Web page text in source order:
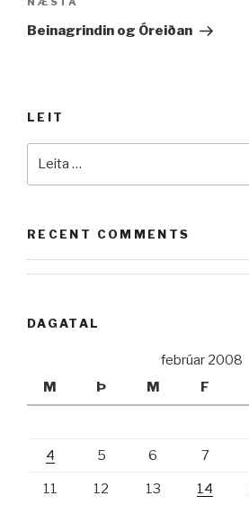
Næsta
færsla
Beinagrindin og Óreiðan
LEIT
RECENT COMMENTS
DAGATAL
febrúar 2008
M
Þ M F
4 5 6 7
11 12 13 14